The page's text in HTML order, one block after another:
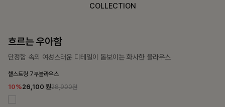
COLLECTION
흐르는 우아함
단정함 속의 여성스러운 디테일이 돋보이는 화사한 블라우스
첼스트링 7부블라우스
10%26,100 원28,900원